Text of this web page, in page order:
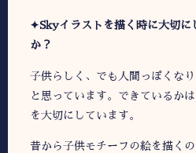
✦Skyイラストを描く時に大切に
か？
子供らしく、でも人間っぽくな
と思っています。できているか
を大切にしています。
昔から子供モチーフの絵を描く